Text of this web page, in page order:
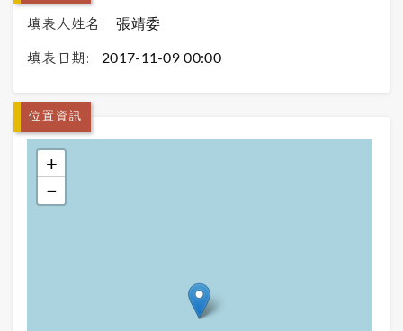
填表人姓名: 張靖委
填表日期: 2017-11-09 00:00
位置資訊
+
−